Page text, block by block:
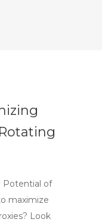
Potential of
maximize
Look